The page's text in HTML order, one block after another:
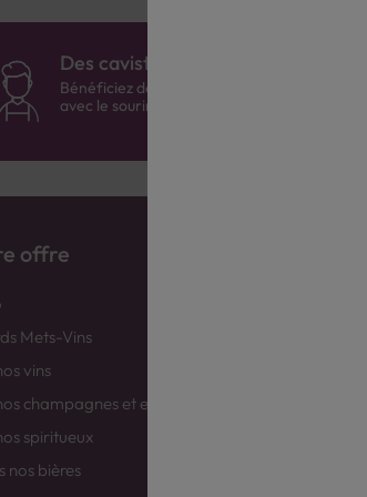
Des cavistes à votre écoute
Bénéficiez de conseils sur-mesure et repartez
avec le sourire :)
offre
Mets-Vins
vins
champagnes et efferverscents
spiritueux
nos bières